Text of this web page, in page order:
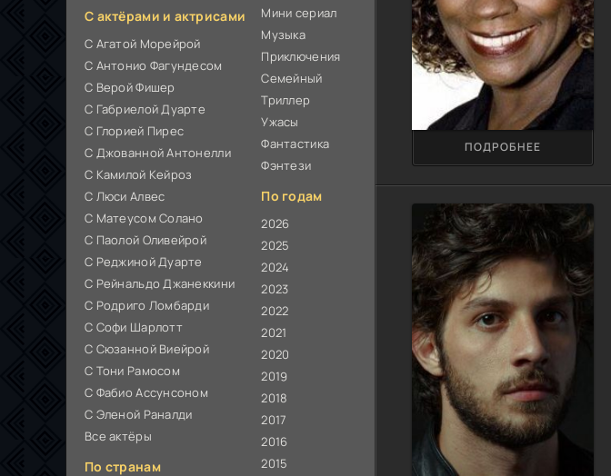
С актёрами и актрисами
С Агатой Морейрой
С Антонио Фагундесом
С Верой Фишер
С Габриелой Дуарте
С Глорией Пирес
С Джованной Антонелли
С Камилой Кейроз
С Люси Алвес
С Матеусом Солано
С Паолой Оливейрой
С Реджиной Дуарте
С Рейнальдо Джанеккини
С Родриго Ломбарди
С Софи Шарлотт
С Сюзанной Виейрой
С Тони Рамосом
С Фабио Ассунсоном
С Эленой Раналди
Все актёры
По странам
Мини сериал
Музыка
Приключения
Семейный
Триллер
Ужасы
Фантастика
Фэнтези
По годам
2026
2025
2024
2023
2022
2021
2020
2019
2018
2017
2016
2015
ПОДРОБНЕЕ